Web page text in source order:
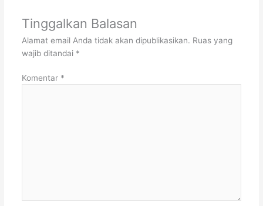
Tinggalkan Balasan
Alamat email Anda tidak akan dipublikasikan. Ruas yang
wajib ditandai *
Komentar *